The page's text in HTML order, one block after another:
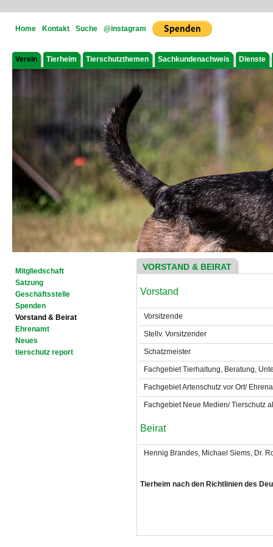
Home Kontakt Suche @instagram
Verein Tierheim Tierschutzthemen Sachkundenachweis Dienste
Mitgliedschaft
Satzung
Geschäftsstelle
Spenden
Vorstand & Beirat
Ehrenamt
Neues
tierschutz report
VORSTAND & BEIRAT
Vorstand
Vorsitzende
Stellv. Vorsitzender
Schatzmeister
Fachgebiet Tierhaltung, Beratung,
Fachgebiet Artenschutz vor Ort/
Fachgebiet Neue Medien/ Tierschutz
Beirat
Hennig Brandes, Michael Siems, Dr.
Tierheim nach den Richtlinien des